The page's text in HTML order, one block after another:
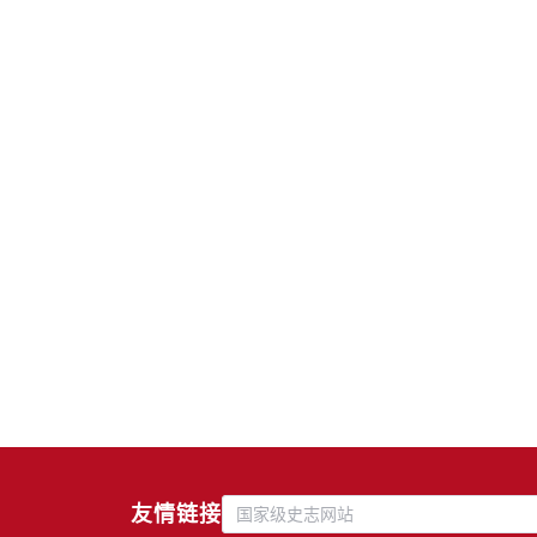
友情链接 国家级史志网站